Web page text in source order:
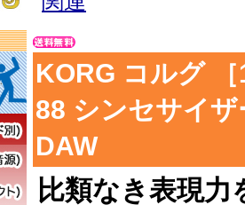
KORG コルグ
88 シンセサイ
DAW
比類なき表現